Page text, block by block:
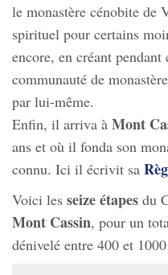
le monastère cénobite
spirituel pour certains
encore, en créant pendant
communauté de
par lui-même.
Enfin, il arriva à Mont
ans et où il fonda son
connu. Ici il écrivit sa
Voici les seize étapes du
Mont Cassin, pour un
dénivelé entre 400 et